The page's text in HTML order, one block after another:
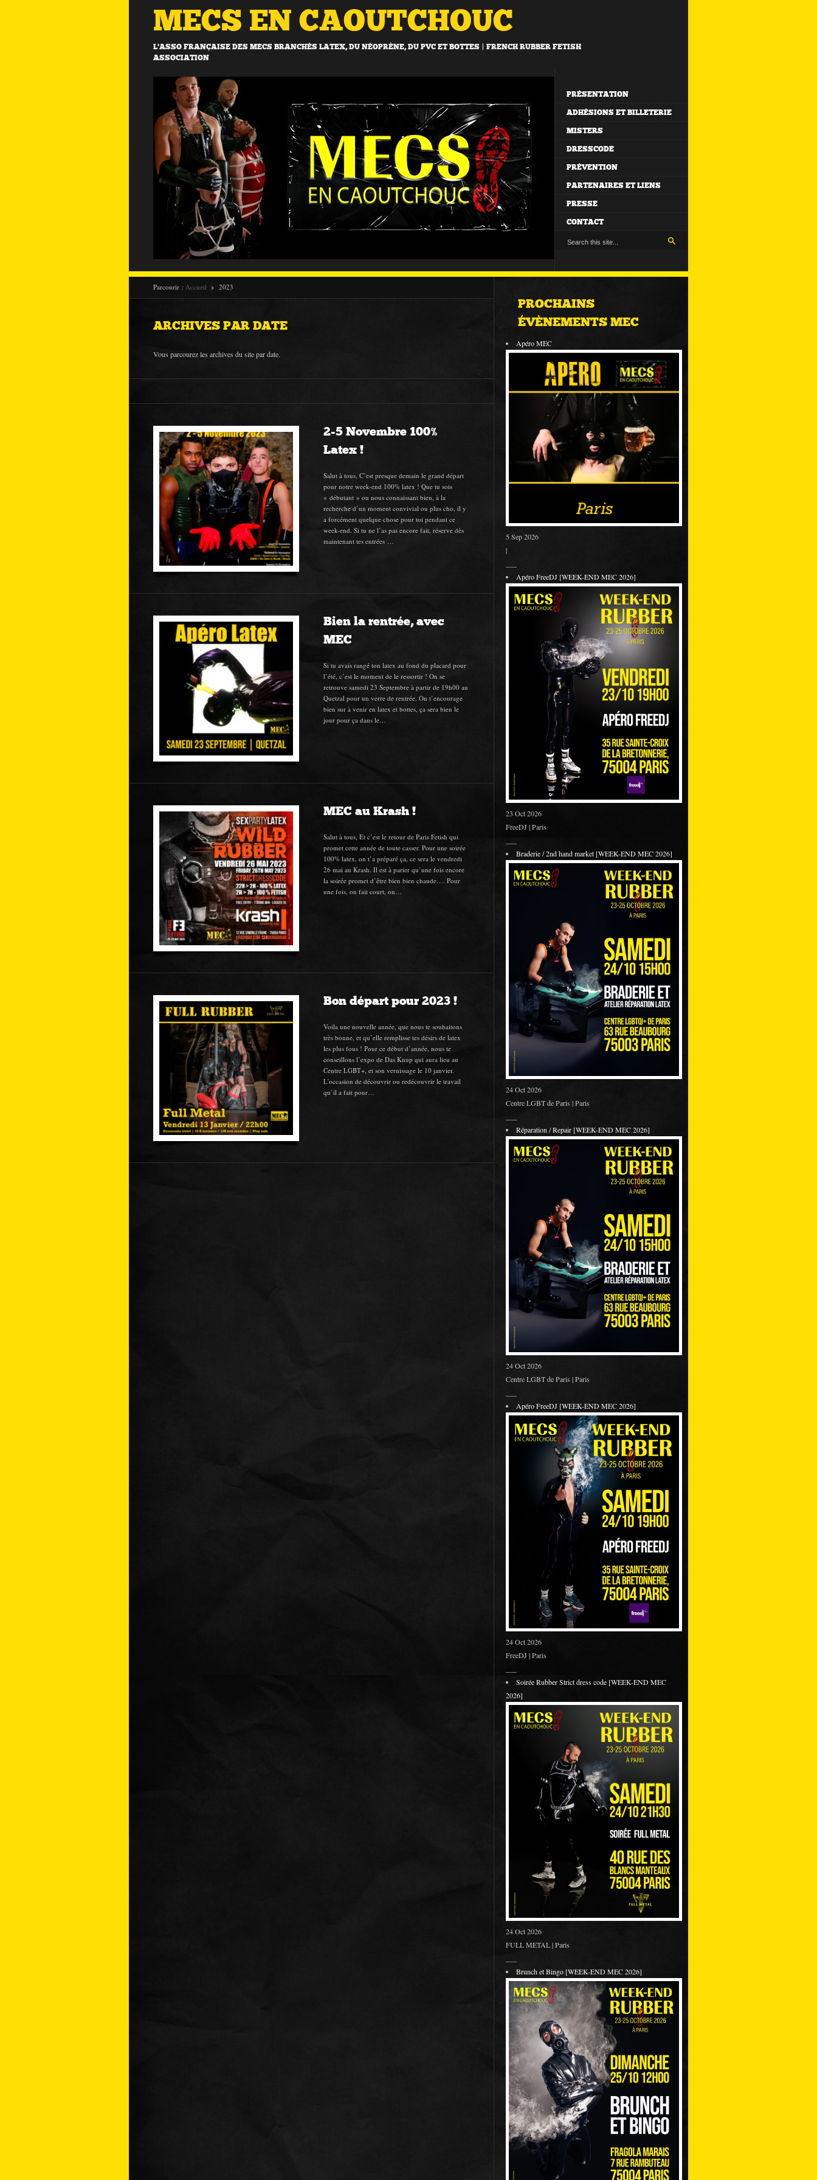
MECS EN CAOUTCHOUC
L'ASSO FRANÇAISE DES MECS BRANCHÉS LATEX, DU NÉOPRÈNE, DU PVC ET BOTTES | FRENCH RUBBER FETISH
ASSOCIATION
PRÉSENTATION
ADHÉSIONS ET BILLETERIE
MISTERS
DRESSCODE
PRÉVENTION
PARTENAIRES ET LIENS
PRESSE
CONTACT
Parcourir : Accueil 2023
ARCHIVES PAR DATE
Vous parcourez les archives du site par date.
2-5 Novembre 100%
Latex !
Salut à tous, C’est presque demain le grand départ
pour notre week-end 100% latex ! Que tu sois
« débutant » ou nous connaissant bien, à la
recherche d’un moment convivial ou plus cho, il y
a forcément quelque chose pour toi pendant ce
week-end. Si tu ne l’as pas encore fait, réserve dès
maintenant tes entrées …
Bien la rentrée, avec
MEC
Si tu avais rangé ton latex au fond du placard pour
l’été, c’est le moment de le ressortir ! On se
retrouve samedi 23 Septembre à partir de 19h00 au
Quetzal pour un verre de rentrée. On t’encourage
bien sur à venir en latex et bottes, ça sera bien le
jour pour ça dans le…
MEC au Krash !
Salut à tous, Et c’est le retour de Paris Fetish qui
promet cette année de toute casser. Pour une soirée
100% latex, on t’a préparé ça, ce sera le vendredi
26 mai au Krash. Il est à parier qu’une fois encore
la soirée promet d’être bien bien chaude…. Pour
une fois, on fait court, on…
Bon départ pour 2023 !
Voila une nouvelle année, que nous te souhaitons
très bonne, et qu’elle remplisse tes désirs de latex
les plus fous ! Pour ce début d’année, nous te
conseillons l’expo de Das Knup qui aura lieu au
Centre LGBT+, et son vernissage le 10 janvier.
L’occasion de découvrir ou redécouvrir le travail
qu’il a fait pour…
PROCHAINS
ÉVÈNEMENTS MEC
Apéro MEC
5 Sep 2026
|
Apéro FreeDJ [WEEK-END MEC 2026]
23 Oct 2026
FreeDJ | Paris
Braderie / 2nd hand market [WEEK-END MEC 2026]
24 Oct 2026
Centre LGBT de Paris | Paris
Réparation / Repair [WEEK-END MEC 2026]
24 Oct 2026
Centre LGBT de Paris | Paris
Apéro FreeDJ [WEEK-END MEC 2026]
24 Oct 2026
FreeDJ | Paris
Soirée Rubber Strict dress code [WEEK-END MEC
2026]
24 Oct 2026
FULL METAL | Paris
Brunch et Bingo [WEEK-END MEC 2026]